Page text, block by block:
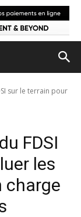
sur le terrain pour
FDSI
les
charge